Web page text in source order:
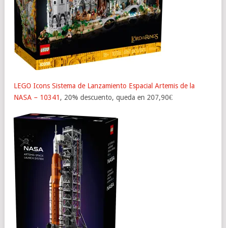
LEGO Icons Sistema de Lanzamiento Espacial Artemis de la
NASA – 10341 , 20% descuento, queda en 207,90€